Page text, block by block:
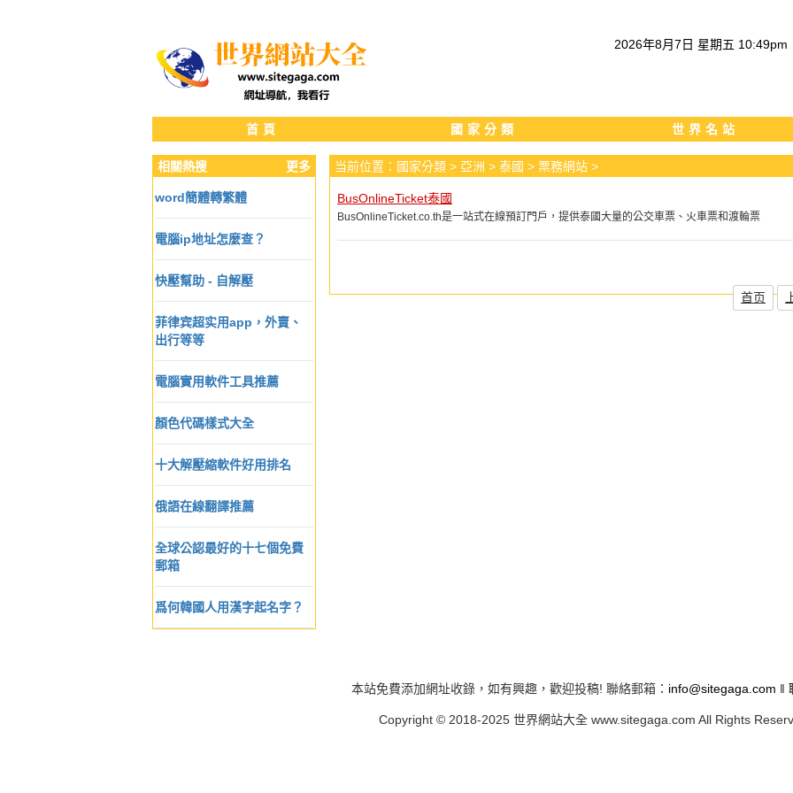
2026年8月7 日 星期五 10:49pm
首頁 國家分類 世界名站
更多
相關熱搜
word簡體轉繁體
電腦ip地址怎麼查？
快壓幫助 - 自解壓
菲律宾超实用app，外賣、
出行等等
電腦實用軟件工具推薦
顏色代碼樣式大全
十大解壓縮軟件好用排名
俄語在線翻譯推薦
全球公認最好的十七個免費
郵箱
爲何韓國人用漢字起名字？
当前位置： 國家分類 > 亞洲 > 泰國 > 票務網站 >
BusOnlineTicket泰國
BusOnlineTicket.co.th是一站式在線預訂門戶，提供泰國大量的公交車票、火車票和渡輪票
首页
本站免費添加網址收錄，如有興趣，歡迎投稿! 聯絡郵箱： info@sitegaga.com ‖
Copyright © 2018-2025 世界網站大全 www.sitegaga.com All Rights